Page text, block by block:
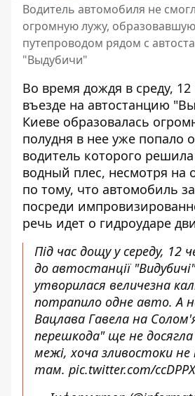
Водитель автомобиля не
огромную лужу,
путепроводом рядом с
"Выдубичи"
Во время дождя в среду,
въезде на автостанцию
Киеве образовалась
полудня в нее уже попало
водитель которого
водный плес, несмотря на
по тому, что автомобиль
посреди
речь идет о гидроударе
Під час дощу у середу, 12
до автостанції
утворилася величезна
потрапило одне авто. А
Вацлава Гавела на
перешкода" ще не
межі, хоча зливостоки
там. pic.twitter.com/